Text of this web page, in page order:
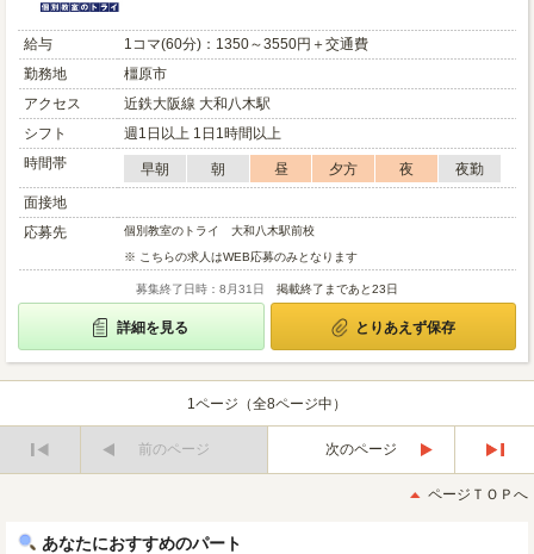
給与
1コマ(60分)：1350～3550円＋交通費
勤務地
橿原市
アクセス
近鉄大阪線 大和八木駅
シフト
週1日以上 1日1時間以上
時間帯
早朝 朝 昼 夕方 夜
夜勤
面接地
応募先
個別教室のトライ 大和八木駅前校
※ こちらの求人はWEB応募のみとなります
募集終了日時：8月31日 掲載終了まであと23日
詳細を見る とりあえず保存
1ページ（全8ページ中）
前のページ
次のページ
後
ページＴＯＰへ
あなたにおすすめのパート